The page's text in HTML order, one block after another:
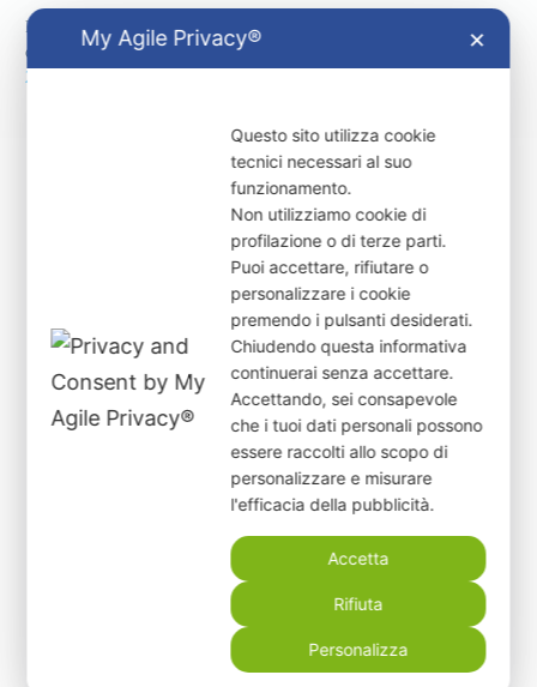
Formazione del personale – Lavorare e Comunicare per generare
opportunità
27 Gennaio, 2026
Scegli il tuo futuro
con ITS Academy
TAGSS
+39 079 243456
+39 379 241 9704
My Agile Privacy® ✕
Questo sito utilizza cookie
tecnici necessari al suo
funzionamento.
Non utilizziamo cookie di
profilazione o di terze parti.
Puoi accettare, rifiutare o
personalizzare i cookie
premendo i pulsanti desiderati.
Chiudendo questa informativa
continuerai senza accettare.
Accettando, sei consapevole
che i tuoi dati personali possono
essere raccolti allo scopo di
personalizzare e misurare
l'efficacia della pubblicità.
Accetta
Rifiuta
Personalizza